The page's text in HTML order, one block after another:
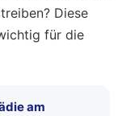
Diese
für die
am